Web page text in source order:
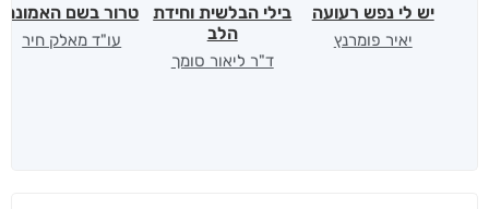
יש לי נפש רעועה
יאיר פומרנץ
בילי הבלשית וחידת
הלב
ד"ר ליאור סומך
טרור בשם האמונה
עו"ד מאלק חיר